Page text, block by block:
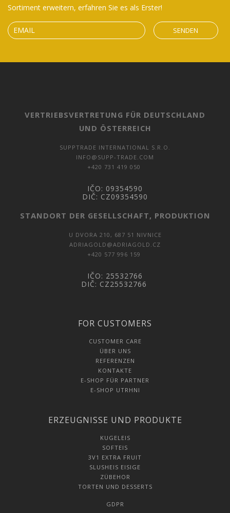
Sortiment erweitern, erfahren Sie es als Erster!
SENDEN
VERTRIEBSVERTRETUNG FÜR DEUTSCHLAND
UND ÖSTERREICH
SUPPTRADE INTERNATIONAL S.R.O.
INFO@SUPP-TRADE.COM
+420 731 419 050
IČO: 09354590
DIČ: CZ09354590
STANDORT DER GESELLSCHAFT, PRODUKTION
U DVORA 210, 687 51 NIVNICE
ADRIAGOLD@ADRIAGOLD.CZ
+420 577 996 159
IČO: 25532766
DIČ: CZ25532766
FOR CUSTOMERS
CUSTOMER CARE
ÜBER UNS
REFERENZEN
KONTAKTE
E-SHOP FÜR PARTNER
E-SHOP UTRHNI
ERZEUGNISSE UND PRODUKTE
KUGELEIS
SOFTEIS
3V1 EXTRA FRUIT
SLUSHEIS EISIGE
ZÜBEHOR
TORTEN UND DESSERTS
GDPR